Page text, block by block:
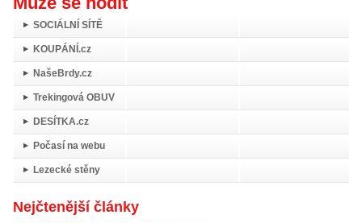
SOCIÁLNÍ SÍTĚ
KOUPÁNÍ.cz
NašeBrdy.cz
Trekingová OBUV
DESÍTKA.cz
Počasí na webu
Lezecké stěny
Nejčtenější články